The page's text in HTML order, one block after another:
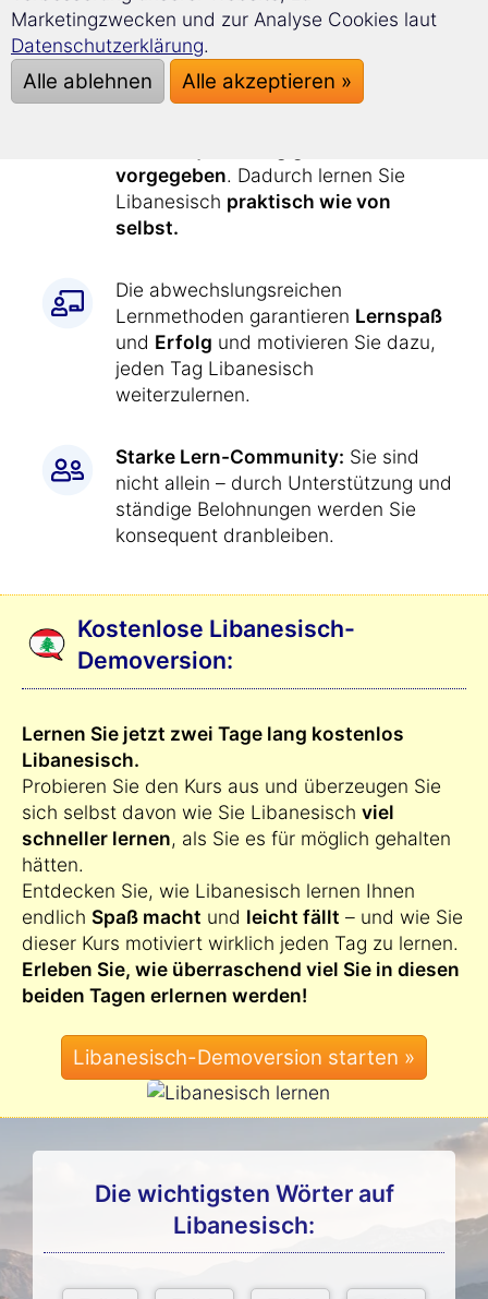
konzentrieren.
Libanesisch lernen war noch nie so
einfach wie jetzt:
vorgegeben. Dadurch lernen Sie
Libanesisch praktisch wie von
selbst.
Die abwechslungsreichen
Lernmethoden garantieren Lernspaß
und Erfolg und motivieren Sie dazu,
jeden Tag Libanesisch
weiterzulernen.
Starke Lern-Community: Sie sind
nicht allein – durch Unterstützung und
ständige Belohnungen werden Sie
konsequent dranbleiben.
Kostenlose Libanesisch-
Demoversion:
Lernen Sie jetzt zwei Tage lang kostenlos
Libanesisch.
Probieren Sie den Kurs aus und überzeugen Sie
sich selbst davon wie Sie Libanesisch viel
schneller lernen, als Sie es für möglich gehalten
hätten.
Entdecken Sie, wie Libanesisch lernen Ihnen
endlich Spaß macht und leicht fällt – und wie Sie
dieser Kurs motiviert wirklich jeden Tag zu lernen.
Erleben Sie, wie überraschend viel Sie in diesen
beiden Tagen erlernen werden!
Die wichtigsten Wörter auf
Libanesisch:
Marketingzwecken und zur Analyse Cookies laut
Datenschutzerklärung.
Alle ablehnen Alle akzeptieren »